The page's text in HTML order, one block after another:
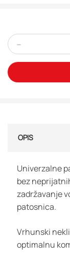
-
OPIS
Univerzalne
bez
zadržavanje
patosnica.
Vrhunski
optimalnu